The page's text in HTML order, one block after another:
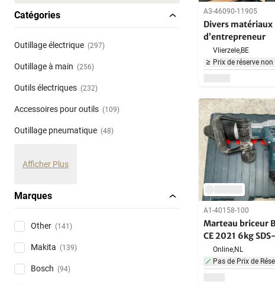
Catégories
Outillage électrique (297)
Outillage à main (256)
Outils électriques (232)
Accessoires pour outils (109)
Outillage pneumatique (48)
Afficher Plus
Marques
Other (141)
Makita (139)
Bosch (94)
A3-46090-11905
Divers matériaux
d’entrepreneur
Vlierzele,BE
Prix de réserve
A1-40158-100
Marteau briceur
CE 2021 6kg
Online,NL
Pas de Prix de